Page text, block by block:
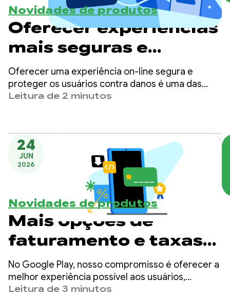
Novidades de produtos
Oferecer experiências
mais seguras e
adequadas à faixa
etária no Google Play
Oferecer uma experiência on-line segura e
proteger os usuários contra danos é uma das
principais prioridades do Google Play.
Leitura de 2 minutos
24
JUN
2026
Novidades de produtos
Mais opções de
faturamento e taxas
mais baixas no Google
Play
No Google Play, nosso compromisso é oferecer a
melhor experiência possível aos usuários,
garantindo que os desenvolvedores tenham as
Leitura de 3 minutos